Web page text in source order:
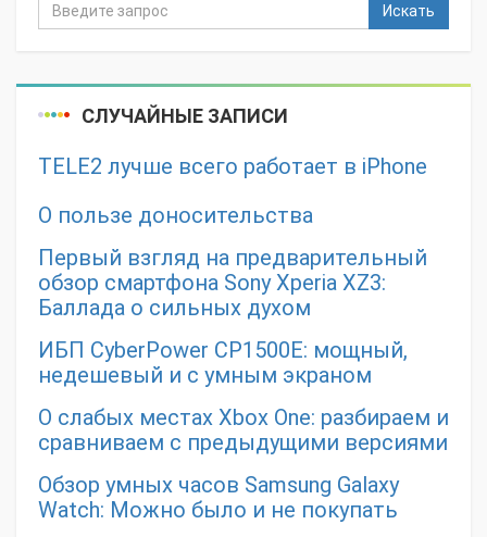
Искать
СЛУЧАЙНЫЕ ЗАПИСИ
TELE2 лучше всего работает в iPhone
О пользе доносительства
Первый взгляд на предварительный
обзор смартфона Sony Xperia XZ3:
Баллада о сильных духом
ИБП CyberPower CP1500E: мощный,
недешевый и с умным экраном
О слабых местах Xbox One: разбираем и
сравниваем с предыдущими версиями
Обзор умных часов Samsung Galaxy
Watch: Можно было и не покупать